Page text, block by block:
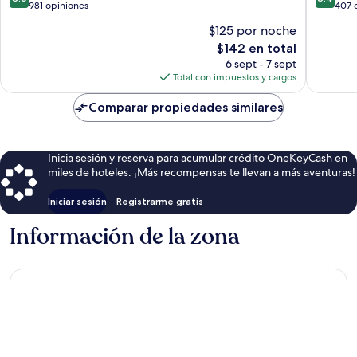
de 981 opiniones
$125 por noche
El
precio
actual
es
de
$142
$142 en total
6 sept - 7 sept
Total con impuestos y cargos
de 407
Comparar propiedades similares
Inicia sesión y reserva para acumular crédito OneKeyCash en
miles de hoteles. ¡Más recompensas te llevan a más aventuras!
Iniciar sesión Registrarme gratis
Información de la zona